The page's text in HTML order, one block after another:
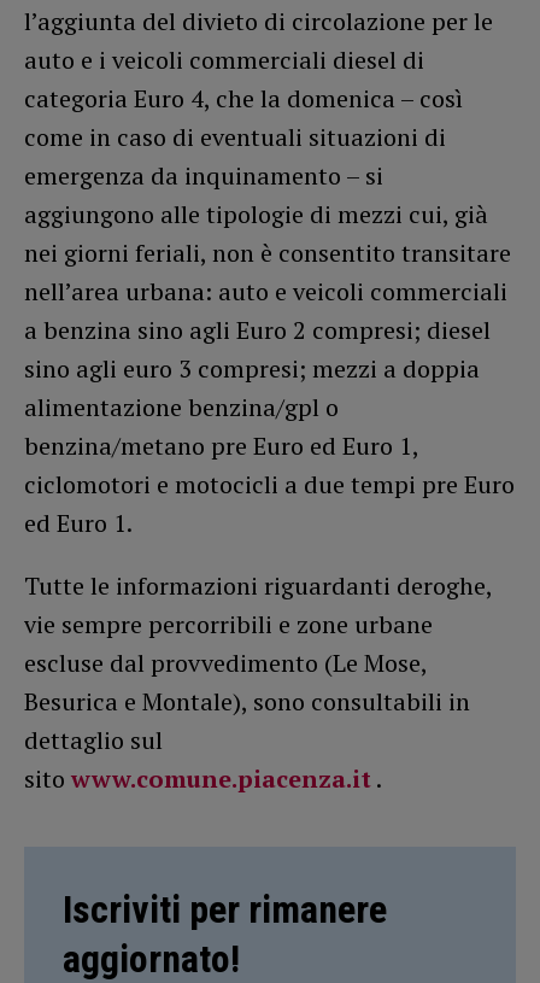
l’aggiunta del divieto di circolazione per le
auto e i veicoli commerciali diesel di
categoria Euro 4, che la domenica – così
come in caso di eventuali situazioni di
emergenza da inquinamento – si
aggiungono alle tipologie di mezzi cui, già
nei giorni feriali, non è consentito transitare
nell’area urbana: auto e veicoli commerciali
a benzina sino agli Euro 2 compresi; diesel
sino agli euro 3 compresi; mezzi a doppia
alimentazione benzina/gpl o
benzina/metano pre Euro ed Euro 1,
ciclomotori e motocicli a due tempi pre Euro
ed Euro 1.
Tutte le informazioni riguardanti deroghe,
vie sempre percorribili e zone urbane
escluse dal provvedimento (Le Mose,
Besurica e Montale), sono consultabili in
dettaglio sul
sito www.comune.piacenza.it.
Iscriviti per rimanere
aggiornato!